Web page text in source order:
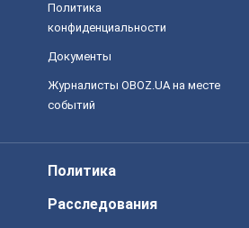
Политика
конфиденциальности
Документы
Журналисты OBOZ.UA на месте
событий
Политика
Расследования